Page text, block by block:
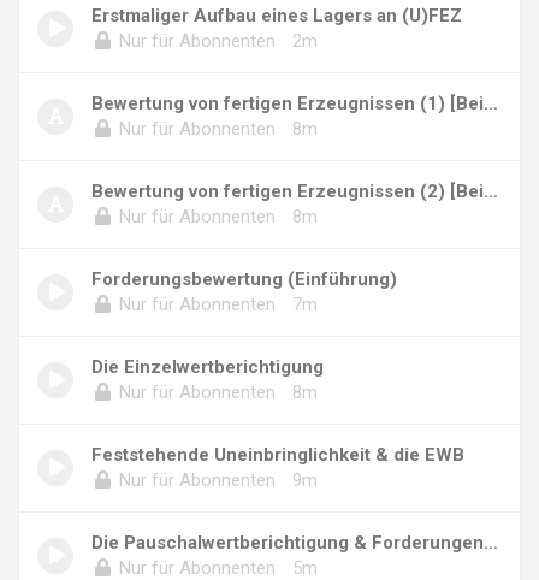
Erstmaliger Aufbau eines Lagers an (U)FEZ
Nur für Abonnenten
2m
Bewertung von fertigen Erzeugnissen (1) [Beis...
Nur für Abonnenten
8m
Bewertung von fertigen Erzeugnissen (2) [Beis...
Nur für Abonnenten
8m
Forderungsbewertung (Einführung)
Nur für Abonnenten
7m
Die Einzelwertberichtigung
Nur für Abonnenten
8m
Feststehende Uneinbringlichkeit & die EWB
Nur für Abonnenten
9m
Die Pauschalwertberichtigung & Forderungen im...
Nur für Abonnenten
5m